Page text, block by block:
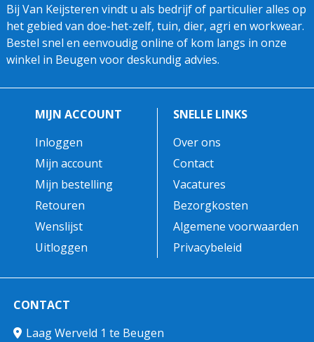
Bij Van Keijsteren vindt u als bedrijf of particulier alles op
het gebied van doe-het-zelf, tuin, dier, agri en workwear.
Bestel snel en eenvoudig online of kom langs in onze
winkel in Beugen voor deskundig advies.
MIJN ACCOUNT
Inloggen
Mijn account
Mijn bestelling
Retouren
Wenslijst
Uitloggen
SNELLE LINKS
Over ons
Contact
Vacatures
Bezorgkosten
Algemene voorwaarden
Privacybeleid
CONTACT
Laag Werveld 1 te Beugen